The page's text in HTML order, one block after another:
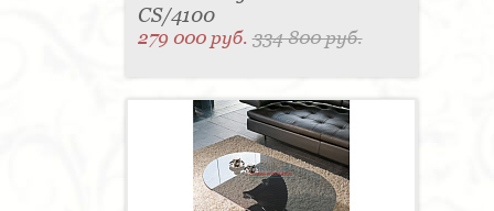
CS/4100
279 000 руб.334 800 руб.